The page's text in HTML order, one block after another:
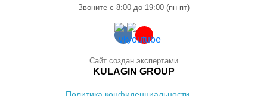
Звоните с 8:00 до 19:00 (пн-пт)
Сайт создан экспертами
KULAGIN GROUP